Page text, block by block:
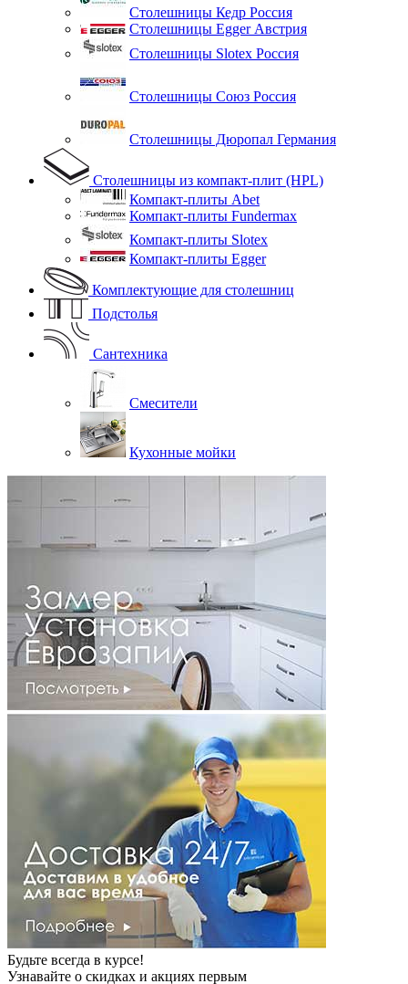
Столешницы Кедр Россия
Столешницы Egger Австрия
Столешницы Slotex Россия
Столешницы Союз Россия
Столешницы Дюропал Германия
Столешницы из компакт-плит (HPL)
Компакт-плиты Abet
Компакт-плиты Fundermax
Компакт-плиты Slotex
Компакт-плиты Egger
Комплектующие для столешниц
Подстолья
Сантехника
Смесители
Кухонные мойки
Будьте всегда в курсе!
Узнавайте о скидках и акциях первым